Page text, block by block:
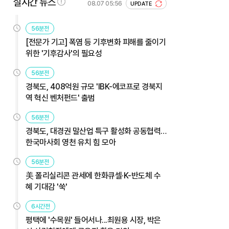
08.07 05:56 UPDATE
56분전
[전문가 기고] 폭염 등 기후변화 피해를 줄이기
위한 '기후감사'의 필요성
56분전
경북도, 408억원 규모 'IBK-에코프로 경북지
역 혁신 벤처펀드' 출범
56분전
경북도, 대경권 말산업 특구 활성화 공동협력…
한국마사회 영천 유치 힘 모아
56분전
美 폴리실리콘 관세에 한화큐셀·K-반도체 수
혜 기대감 '쑥'
6시간전
평택에 '수목원' 들어서나...최원용 시장, 박은